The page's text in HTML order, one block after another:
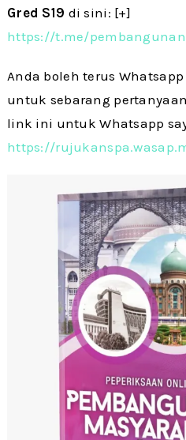
Gred S19 di sini: [+]
https://t.me/
Anda boleh terus Whatsapp
untuk sebarang
link ini untuk Whatsapp
https://